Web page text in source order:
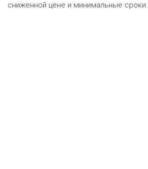
сниженной цене и минимальные сроки.